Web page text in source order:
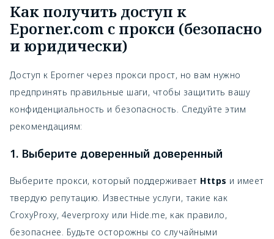
Как получить доступ к
Eporner.com с прокси (безопасно
и юридически)
Доступ к Eporner через прокси прост, но вам нужно
предпринять правильные шаги, чтобы защитить вашу
конфиденциальность и безопасность. Следуйте этим
рекомендациям:
1. Выберите доверенный доверенный
Выберите прокси, который поддерживает Https и имеет
твердую репутацию. Известные услуги, такие как
CroxyProxy, 4everproxy или Hide.me, как правило,
безопаснее. Будьте осторожны со случайными